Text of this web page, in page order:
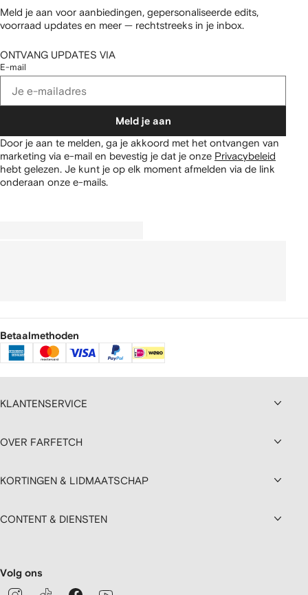
Meld je aan voor aanbiedingen, gepersonaliseerde edits,
voorraad updates en meer — rechtstreeks in je inbox.
ONTVANG UPDATES VIA
E-mail
Meld je aan
Door je aan te melden, ga je akkoord met het ontvangen van
marketing via e-mail en bevestig je dat je onze Privacybeleid
hebt gelezen. Je kunt je op elk moment afmelden via de link
onderaan onze e-mails.
Betaalmethoden
KLANTENSERVICE
OVER FARFETCH
KORTINGEN & LIDMAATSCHAP
CONTENT & DIENSTEN
Volg ons